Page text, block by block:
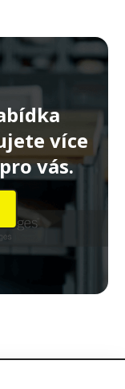
více
vás.